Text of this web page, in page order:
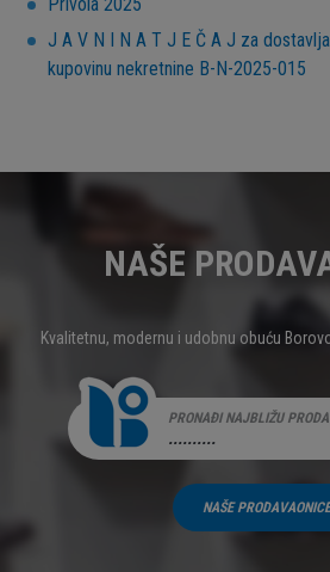
J A V N I N A T J E Č A J za
kupovinu nekretnine B-N-2025-015
NAŠE
Kvalitetnu, modernu i udobnu obuću
PRONAĐI NAJBLIŽU
..........
NAŠE PRODAVAONICE